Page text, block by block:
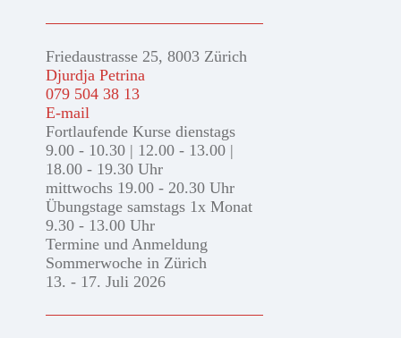
Friedaustrasse 25, 8003 Zürich
Djurdja Petrina
079 504 38 13
E-mail
Fortlaufende Kurse dienstags
9.00 - 10.30 | 12.00 - 13.00 |
18.00 - 19.30 Uhr
mittwochs 19.00 - 20.30 Uhr
Übungstage samstags 1x Monat
9.30 - 13.00 Uhr
Termine und Anmeldung
Sommerwoche in Zürich
13. - 17. Juli 2026